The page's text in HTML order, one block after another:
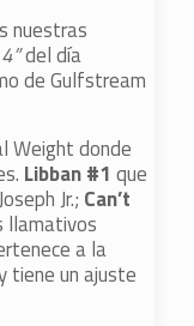
nuestras
del día
de Gulfstream
Weight donde
Libban #1 que
Jr.; Can’t
llamativos
a la
tiene un ajuste